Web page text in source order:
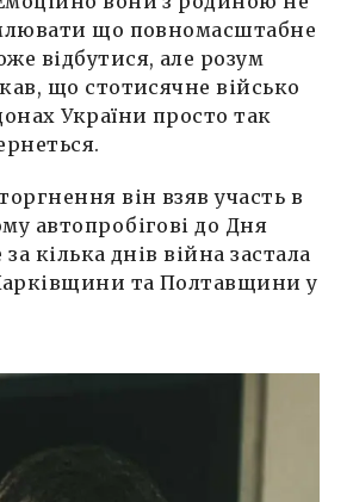
що повномасштабне
відбутися, але розум
що стотисячне військо
України просто так
він взяв участь в
автопробігові до Дня
кілька днів війна застала
та Полтавщини у